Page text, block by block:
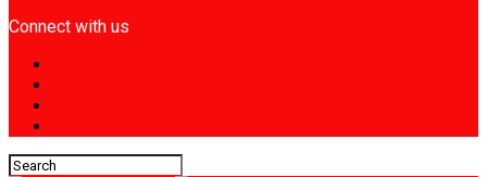
Connect with us